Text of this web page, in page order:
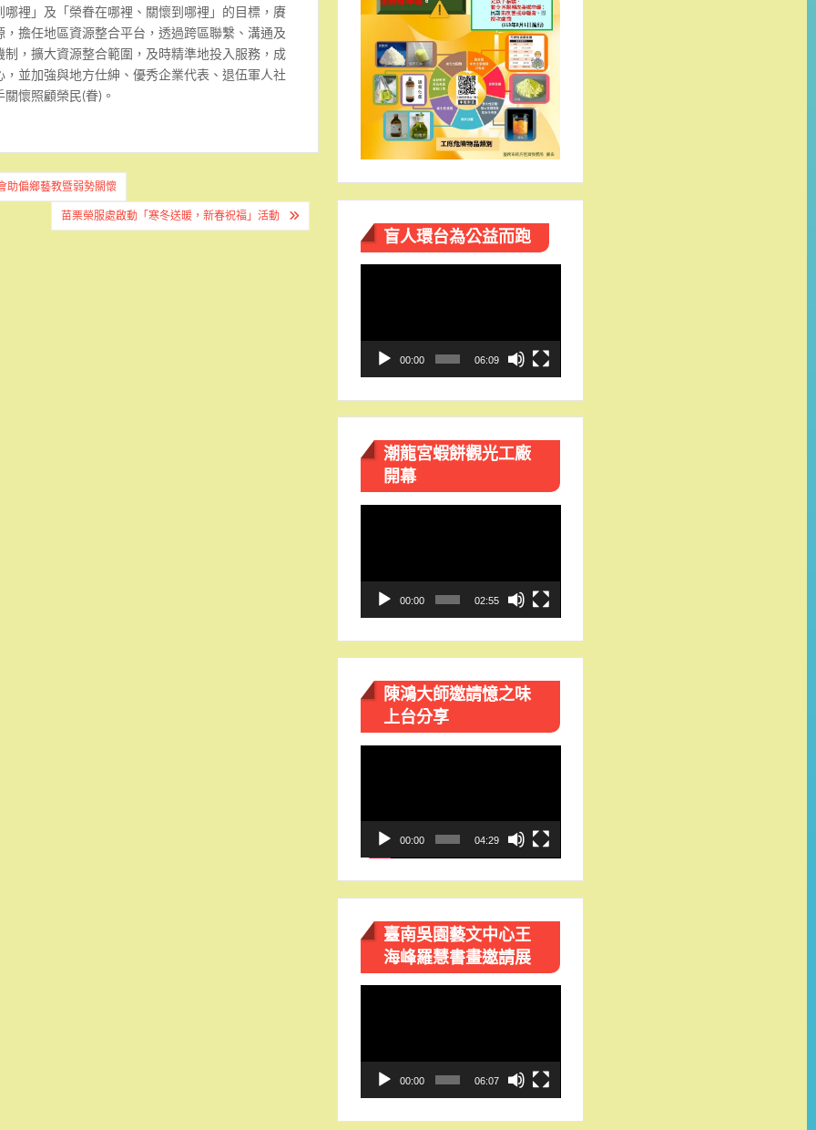
裡」及「榮眷在哪裡、關懷到哪裡」的目標，賡
擔任地區資源整合平台，透過跨區聯繫、溝通及
，擴大資源整合範圍，及時精準地投入服務，成
並加強與地方仕紳、優秀企業代表、退伍軍人社
懷照顧榮民(眷)。
助偏鄉藝教暨弱勢關懷
苗栗榮服處啟動「寒冬送暖，新春祝福」活動
盲人環台​為公益而跑
放
00:00 06:09
潮龍宮蝦餅觀光工廠
開幕
00:00 02:55
陳鴻大師邀請憶之味
上台分享
放
00:00 04:29
臺南吳園藝文中心王
海峰羅慧書畫邀請展
00:00 06:07